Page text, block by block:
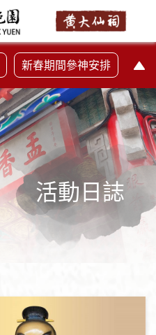
+
新春期間參神安排
活動日誌